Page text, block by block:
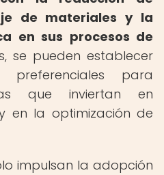
de materiales y la
en sus procesos de
se pueden establecer
para
que inviertan en
en la optimización de
impulsan la adopción